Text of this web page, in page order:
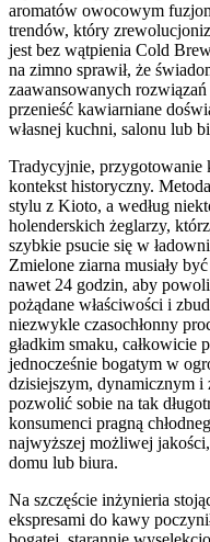
aromatów owocowym
trendów, który
jest bez wątpienia Cold
na zimno sprawił, że
zaawansowanych
przenieść kawiarniane
własnej kuchni, salonu lub
Tradycyjnie, przygotowanie
kontekst historyczny.
stylu z Kioto, a według
holenderskich żeglarzy,
szybkie psucie się w
Zmielone ziarna musiały
nawet 24 godzin, aby
pożądane właściwości i
niezwykle czasochłonny
gładkim smaku,
jednocześnie bogatym w
dzisiejszym, dynamicznym i
pozwolić sobie na tak
konsumenci pragną
najwyższej możliwej
domu lub biura.
Na szczęście inżynieria
ekspresami do kawy